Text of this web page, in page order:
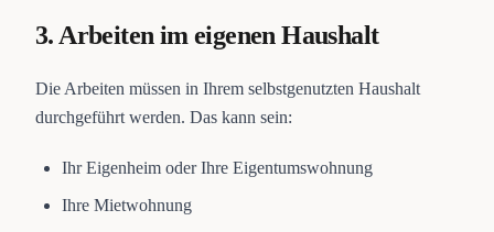
3. Arbeiten im eigenen Haushalt
Die Arbeiten müssen in Ihrem selbstgenutzten Haushalt
durchgeführt werden. Das kann sein:
Ihr Eigenheim oder Ihre Eigentumswohnung
Ihre Mietwohnung